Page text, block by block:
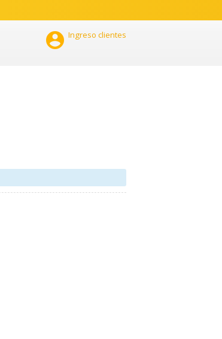
 Ingreso clientes